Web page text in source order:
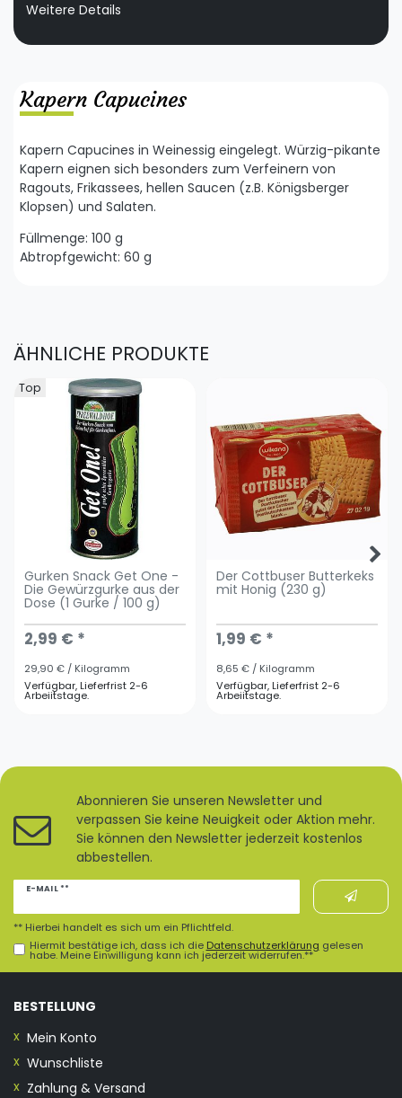
Weitere Details
Kapern Capucines
Kapern Capucines in Weinessig eingelegt. Würzig-pikante
Kapern eignen sich besonders zum Verfeinern von
Ragouts, Frikassees, hellen Saucen (z.B. Königsberger
Klopsen) und Salaten.
Füllmenge: 100 g
Abtropfgewicht: 60 g
ÄHNLICHE PRODUKTE
Top
Gurken Snack Get One -
Die Gewürzgurke aus der
Dose (1 Gurke / 100 g)
2,99 € *
29,90 € / Kilogramm
Verfügbar, Lieferfrist 2-6
Arbeiitstage.
Der Cottbuser Butterkeks
mit Honig (230 g)
1,99 € *
8,65 € / Kilogramm
Verfügbar, Lieferfrist 2-6
Arbeiitstage.
Abonnieren Sie unseren Newsletter und
verpassen Sie keine Neuigkeit oder Aktion mehr.
Sie können den Newsletter jederzeit kostenlos
abbestellen.
E-MAIL **
Newsletter
Hiermit bestätige ich, dass ich die Daten­schutz­erklärung gelesen
habe. Meine Einwilligung kann ich jederzeit widerrufen.**
** Hierbei handelt es sich um ein Pflichtfeld.
BESTELLUNG
Mein Konto
Wunschliste
Zahlung & Versand